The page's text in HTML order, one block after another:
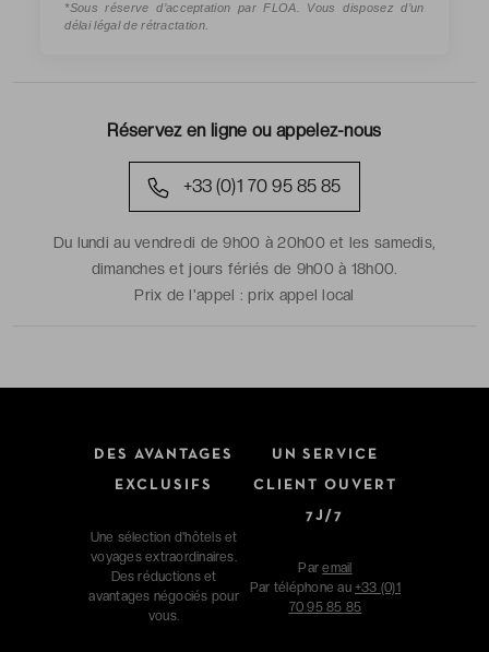
Réservez en ligne ou appelez-nous
+33 (0)1 70 95 85 85
Du lundi au vendredi de 9h00 à 20h00 et les samedis,
dimanches et jours fériés de 9h00 à 18h00.
Prix de l'appel :prix appel local
*Sous réserve d’acceptation par FLOA. Vous disposez d’un
délai légal de rétractation.
DES AVANTAGES
EXCLUSIFS
Une sélection d'hôtels et
voyages extraordinaires.
Des réductions et
avantages négociés pour
vous.
UN SERVICE
CLIENT OUVERT
7J/7
Paremail
Par téléphone au +33 (0)1
70 95 85 85